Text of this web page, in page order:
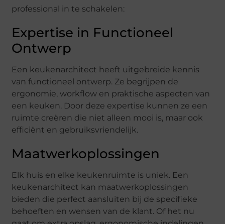
professional in te schakelen:
Expertise in Functioneel
Ontwerp
Een keukenarchitect heeft uitgebreide kennis
van functioneel ontwerp. Ze begrijpen de
ergonomie, workflow en praktische aspecten van
een keuken. Door deze expertise kunnen ze een
ruimte creëren die niet alleen mooi is, maar ook
efficiënt en gebruiksvriendelijk.
Maatwerkoplossingen
Elk huis en elke keukenruimte is uniek. Een
keukenarchitect kan maatwerkoplossingen
bieden die perfect aansluiten bij de specifieke
behoeften en wensen van de klant. Of het nu